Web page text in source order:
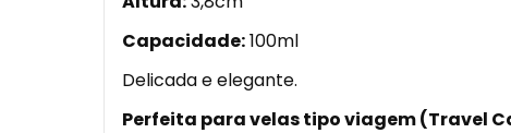
Capacidade:100ml
Delicada e elegante.
Perfeita para velas tipo viagem (Travel